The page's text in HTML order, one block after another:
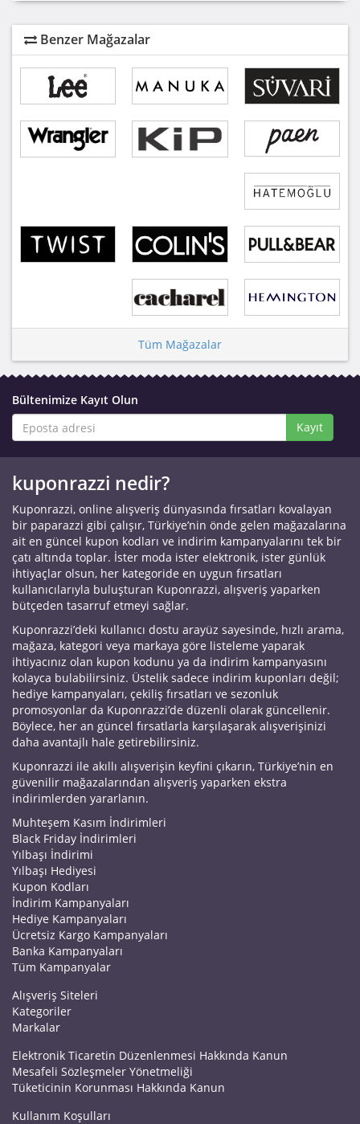
Benzer Mağazalar
Tüm Mağazalar
Bültenimize Kayıt Olun
Kayıt
kuponrazzi nedir?
Kuponrazzi, online alışveriş dünyasında fırsatları kovalayan
bir paparazzi gibi çalışır, Türkiye’nin önde gelen mağazalarına
ait en güncel kupon kodları ve indirim kampanyalarını tek bir
çatı altında toplar. İster moda ister elektronik, ister günlük
ihtiyaçlar olsun, her kategoride en uygun fırsatları
kullanıcılarıyla buluşturan Kuponrazzi, alışveriş yaparken
bütçeden tasarruf etmeyi sağlar.
Kuponrazzi’deki kullanıcı dostu arayüz sayesinde, hızlı arama,
mağaza, kategori veya markaya göre listeleme yaparak
ihtiyacınız olan kupon kodunu ya da indirim kampanyasını
kolayca bulabilirsiniz. Üstelik sadece indirim kuponları değil;
hediye kampanyaları, çekiliş fırsatları ve sezonluk
promosyonlar da Kuponrazzi’de düzenli olarak güncellenir.
Böylece, her an güncel fırsatlarla karşılaşarak alışverişinizi
daha avantajlı hale getirebilirsiniz.
Kuponrazzi ile akıllı alışverişin keyfini çıkarın, Türkiye’nin en
güvenilir mağazalarından alışveriş yaparken ekstra
indirimlerden yararlanın.
Muhteşem Kasım İndirimleri
Black Friday İndirimleri
Yılbaşı İndirimi
Yılbaşı Hediyesi
Kupon Kodları
İndirim Kampanyaları
Hediye Kampanyaları
Ücretsiz Kargo Kampanyaları
Banka Kampanyaları
Tüm Kampanyalar
Alışveriş Siteleri
Kategoriler
Markalar
Elektronik Ticaretin Düzenlenmesi Hakkında Kanun
Mesafeli Sözleşmeler Yönetmeliği
Tüketicinin Korunması Hakkında Kanun
Kullanım Koşulları